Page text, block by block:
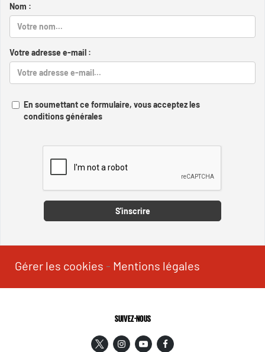
Nom :
Votre adresse e-mail :
En soumettant ce formulaire, vous acceptez les
conditions générales
S'inscrire
Gérer les cookies - Mentions légales
SUIVEZ-NOUS